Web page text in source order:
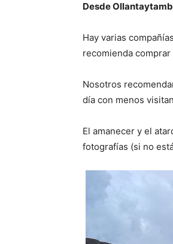
Desde
Hay varias
recomienda
Nosotros
día con menos
El amanecer y el
fotografías (si no